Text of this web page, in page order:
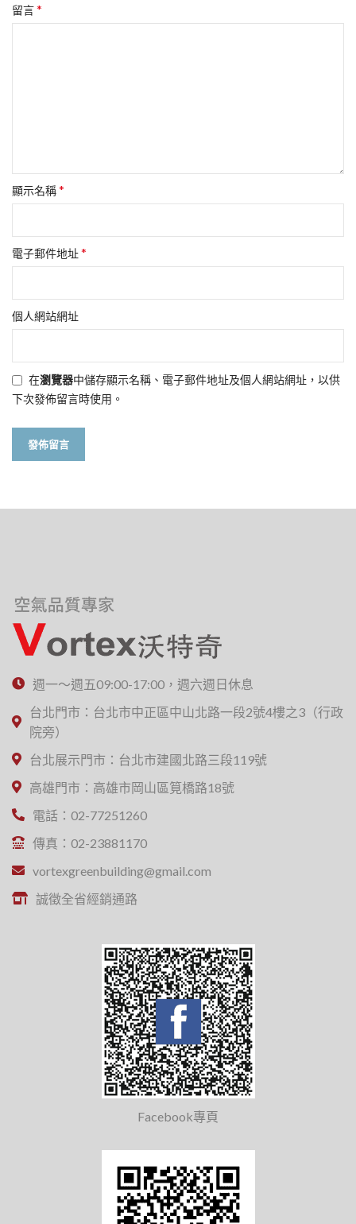
留言*
顯示名稱*
電子郵件地址*
個人網站網址
在瀏覽器中儲存顯示名稱、電子郵件地址及個人網站網址，以供
下次發佈留言時使用。
週一～週五09:00-17:00，週六週日休息
台北門市：台北市中正區中山北路一段2號4樓之3（行政
院旁）
台北展示門市：台北市建國北路三段119號
高雄門市：高雄市岡山區筧橋路18號
電話：02-77251260
傳真：02-23881170
vortexgreenbuilding@gmail.com
誠徵全省經銷通路
Facebook專頁